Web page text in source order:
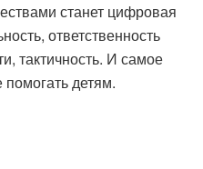
станет цифровая
ответственность
тактичность. И самое
детям.